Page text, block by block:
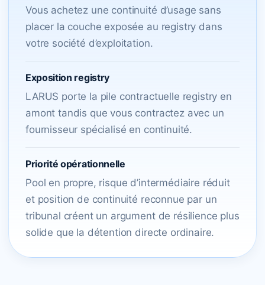
Vous achetez une continuité d’usage sans
placer la couche exposée au registry dans
votre société d’exploitation.
Exposition registry
LARUS porte la pile contractuelle registry en
amont tandis que vous contractez avec un
fournisseur spécialisé en continuité.
Priorité opérationnelle
Pool en propre, risque d’intermédiaire réduit
et position de continuité reconnue par un
tribunal créent un argument de résilience plus
solide que la détention directe ordinaire.